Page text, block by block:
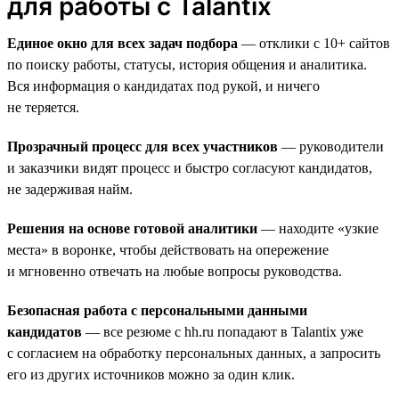
для работы с Talantix
Единое окно для всех задач подбора — отклики с 10+ сайтов
по поиску работы, статусы, история общения и аналитика.
Вся информация о кандидатах под рукой, и ничего
не теряется.
Прозрачный процесс для всех участников — руководители
и заказчики видят процесс и быстро согласуют кандидатов,
не задерживая найм.
Решения на основе готовой аналитики — находите «узкие
места» в воронке, чтобы действовать на опережение
и мгновенно отвечать на любые вопросы руководства.
Безопасная работа с персональными данными
кандидатов — все резюме с hh.ru попадают в Talantix уже
с согласием на обработку персональных данных, а запросить
его из других источников можно за один клик.